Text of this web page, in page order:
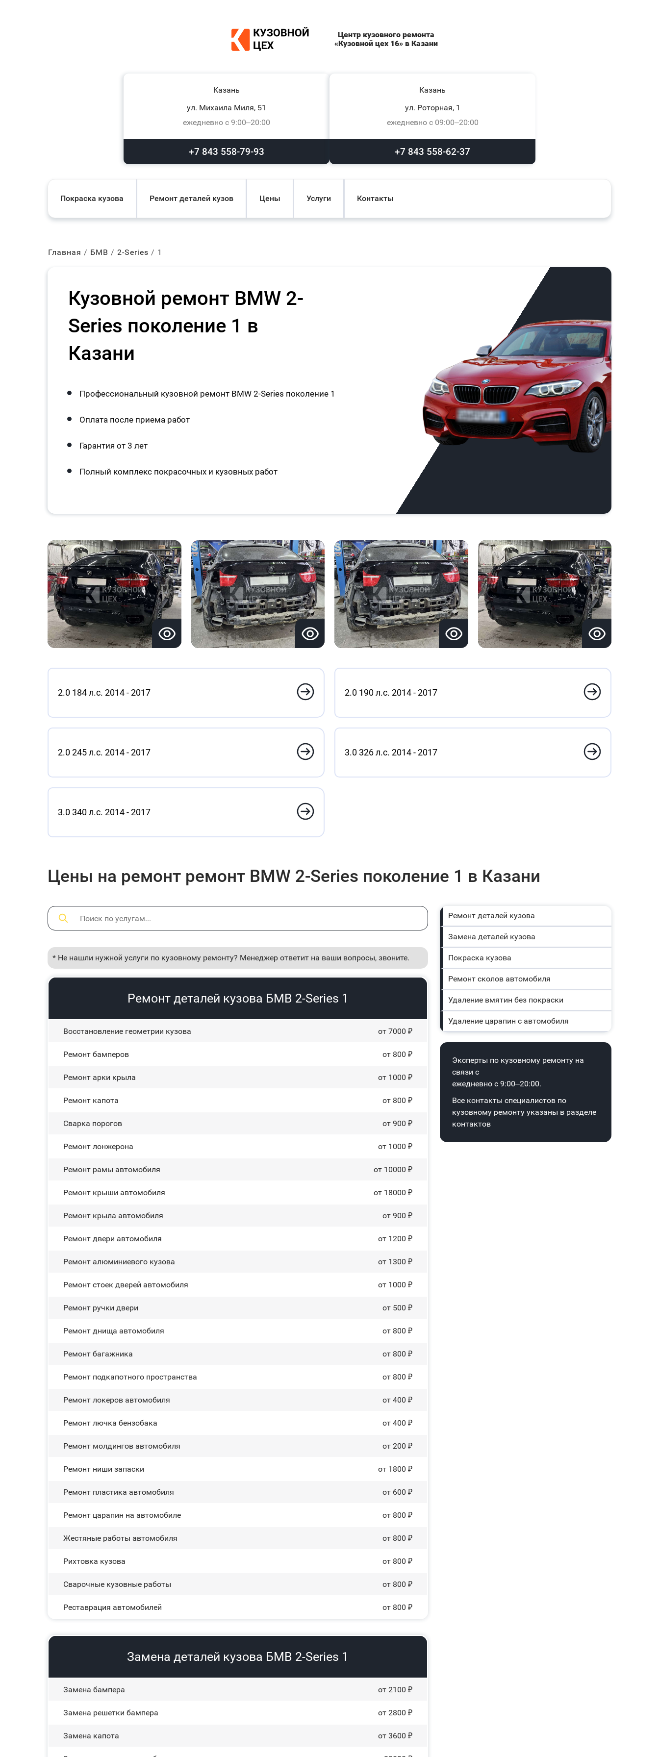
Центр кузовного ремонта
«Кузовной цех 16» в Казани
Казань
ул. Михаила Миля, 51
ежедневно с 9:00–20:00
+7 843 558-79-93
Казань
ул. Роторная, 1
ежедневно с 09:00–20:00
+7 843 558-62-37
Покраска кузова Ремонт деталей кузов Цены Услуги Контакты
Главная БМВ 2-Series 1
Кузовной ремонт BMW 2-
Series поколение 1 в
Казани
Профессиональный кузовной ремонт BMW 2-Series поколение 1
Оплата после приема работ
Гарантия от 3 лет
Полный комплекс покрасочных и кузовных работ
2.0 184 л.с. 2014 - 2017 2.0 190 л.с. 2014 - 2017
2.0 245 л.с. 2014 - 2017 3.0 326 л.с. 2014 - 2017
3.0 340 л.с. 2014 - 2017
Цены на ремонт ремонт BMW 2-Series поколение 1 в Казани
* Не нашли нужной услуги по кузовному ремонту? Менеджер ответит на ваши вопросы, звоните.
Ремонт деталей кузова БМВ 2-Series 1
Восстановление геометрии кузова от 7000 ₽
Ремонт бамперов от 800 ₽
Ремонт арки крыла от 1000 ₽
Ремонт капота от 800 ₽
Сварка порогов от 900 ₽
Ремонт лонжерона от 1000 ₽
Ремонт рамы автомобиля от 10000 ₽
Ремонт крыши автомобиля от 18000 ₽
Ремонт крыла автомобиля от 900 ₽
Ремонт двери автомобиля от 1200 ₽
Ремонт алюминиевого кузова от 1300 ₽
Ремонт стоек дверей автомобиля от 1000 ₽
Ремонт ручки двери от 500 ₽
Ремонт днища автомобиля от 800 ₽
Ремонт багажника от 800 ₽
Ремонт подкапотного пространства от 800 ₽
Ремонт лoĸepoв автомобиля от 400 ₽
Ремонт лючка бензобака от 400 ₽
Ремонт молдингов автомобиля от 200 ₽
Ремонт ниши запаски от 1800 ₽
Ремонт пластика автомобиля от 600 ₽
Ремонт царапин на автомобиле от 800 ₽
Жестяные работы автомобиля от 800 ₽
Рихтовка кузова от 800 ₽
Сварочные кузовные работы от 800 ₽
Реставрация автомобилей от 800 ₽
Замена деталей кузова БМВ 2-Series 1
Замена бампера от 2100 ₽
Замена решетки бампера от 2800 ₽
Замена капота от 3600 ₽
Ремонт деталей кузова
Замена деталей кузова
Покраска кузова
Ремонт сколов автомобиля
Удаление вмятин без покраски
Удаление царапин с автомобиля
Эксперты по кузовному ремонту на
связи с
ежедневно с 9:00–20:00.
Все контакты специалистов по
кузовному ремонту указаны в разделе
контактов